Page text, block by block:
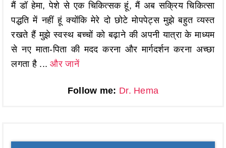
मैं डॉ हेमा, पेशे से एक चिकित्सक हूं, मैं अब सक्रिय चिकित्सा
पद्धति में नहीं हूं क्योंकि मेरे दो छोटे मोपपेट्स मुझे बहुत व्यस्त
रखते हैं मुझे स्वस्थ बच्चों को बढ़ाने की अपनी यात्रा के माध्यम
से नए माता-पिता की मदद करना और मार्गदर्शन करना अच्छा
लगता है ...और जानें
Follow me: Dr. Hema